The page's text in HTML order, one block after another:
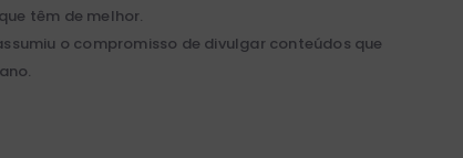
têm de melhor.
o compromisso de divulgar conteúdos que